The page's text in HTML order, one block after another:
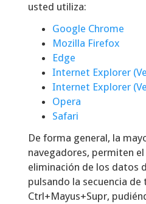
usted utiliza:
Google Chrome
Mozilla Firefox
Edge
Internet Explorer
Internet Explorer
Opera
Safari
De forma general, la
navegadores, permiten
eliminación de los datos
pulsando la secuencia de
Ctrl+Mayus+Supr,